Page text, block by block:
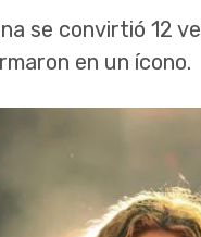
se convirtió 12
en un ícono.